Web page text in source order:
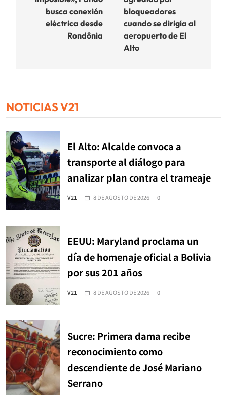
entradas
busca conexión
eléctrica desde
Rondônia
bloqueadores
cuando se dirigía al
aeropuerto de El
Alto
NOTICIAS V21
El Alto: Alcalde convoca a
transporte al diálogo para
analizar plan contra el trameaje
V21 8 DE AGOSTO DE 2026 0
EEUU: Maryland proclama un
día de homenaje oficial a Bolivia
por sus 201 años
V21 8 DE AGOSTO DE 2026 0
Sucre: Primera dama recibe
reconocimiento como
descendiente de José Mariano
Serrano